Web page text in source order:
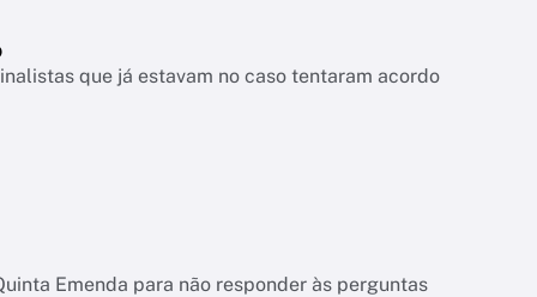
que já estavam no caso tentaram acordo
Emenda para não responder às perguntas